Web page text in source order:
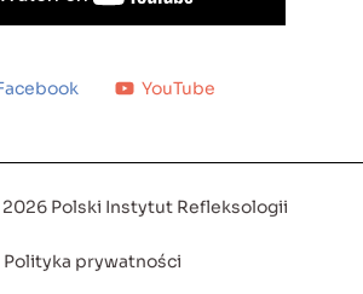
YouTube
Polski Instytut Refleksologii
Polityka prywatności